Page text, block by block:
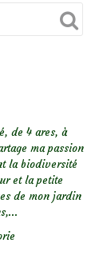
de 4 ares, à
ma passion
la biodiversité
et la petite
de mon jardin